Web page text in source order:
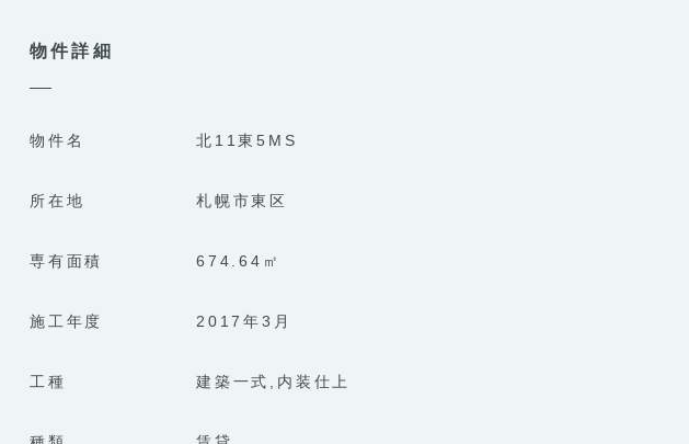
物件詳細
物件名 北11東5MS
所在地 札幌市東区
専有面積 674.64㎡
施工年度 2017年3月
工種 建築一式 内装仕上